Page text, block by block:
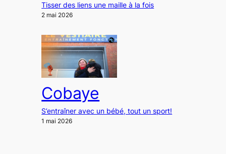
Tisser des liens une maille à la fois
2 mai 2026
Cobaye
S’entraîner avec un bébé, tout un sport!
1 mai 2026